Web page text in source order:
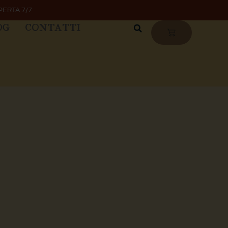
7/7
CONTATTI